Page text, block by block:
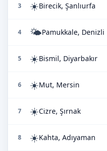
3 ☀️Birecik, Şanlıurfa
4 🌤️Pamukkale, Denizli
5 ☀️Bismil, Diyarbakır
6 ☀️Mut, Mersin
7 ☀️Cizre, Şırnak
8 ☀️Kahta, Adıyaman